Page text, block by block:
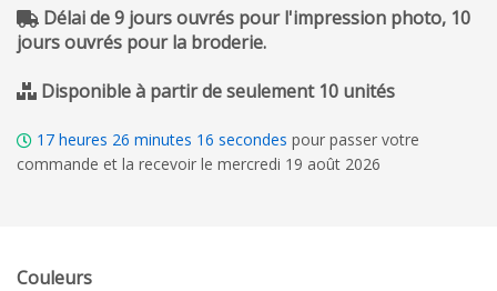
Délai de 9 jours ouvrés pour l'impression photo, 10
jours ouvrés pour la broderie.
Disponible à partir de seulement 10 unités
17 heures 26 minutes 15 secondes pour passer votre
commande et la recevoir le mercredi 19 août 2026
Couleurs